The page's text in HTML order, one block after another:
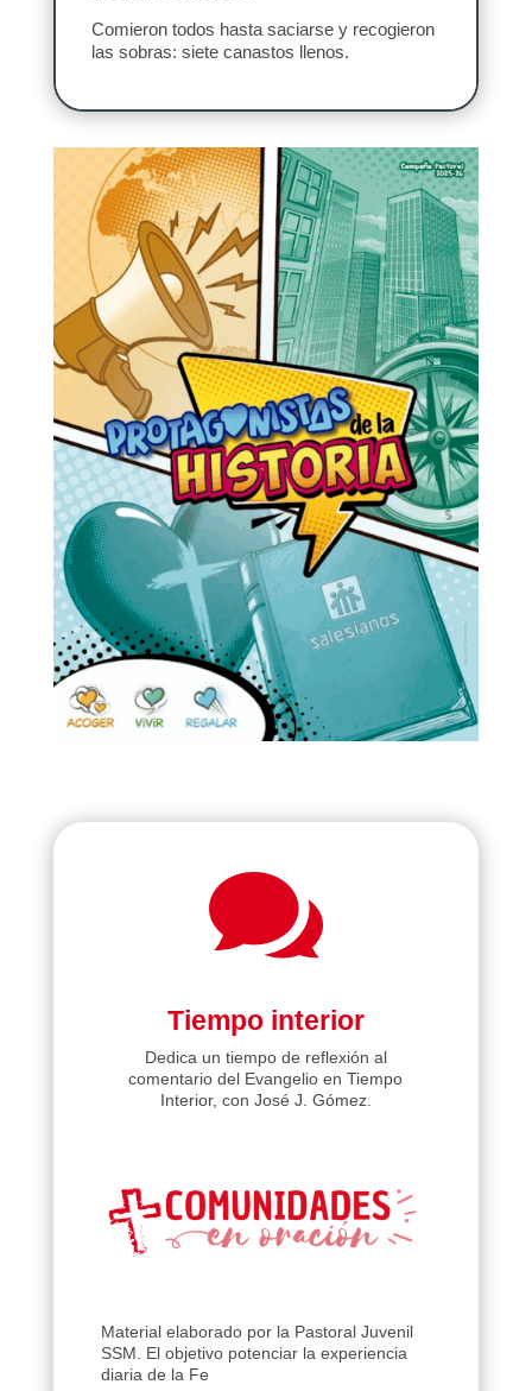
Comieron todos hasta saciarse y recogieron
las sobras: siete canastos llenos.

Tiempo interior
Dedica un tiempo de reflexión al
comentario del Evangelio en Tiempo
Interior, con José J. Gómez.
Material elaborado por la Pastoral Juvenil
SSM. El objetivo potenciar la experiencia
diaria de la Fe